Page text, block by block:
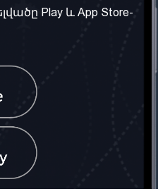
Պայմաններ և դրույթներ
Հաճախ տրվող հարցեր
Տարածել
սոցիալական
ցանցում
Play և App Store-